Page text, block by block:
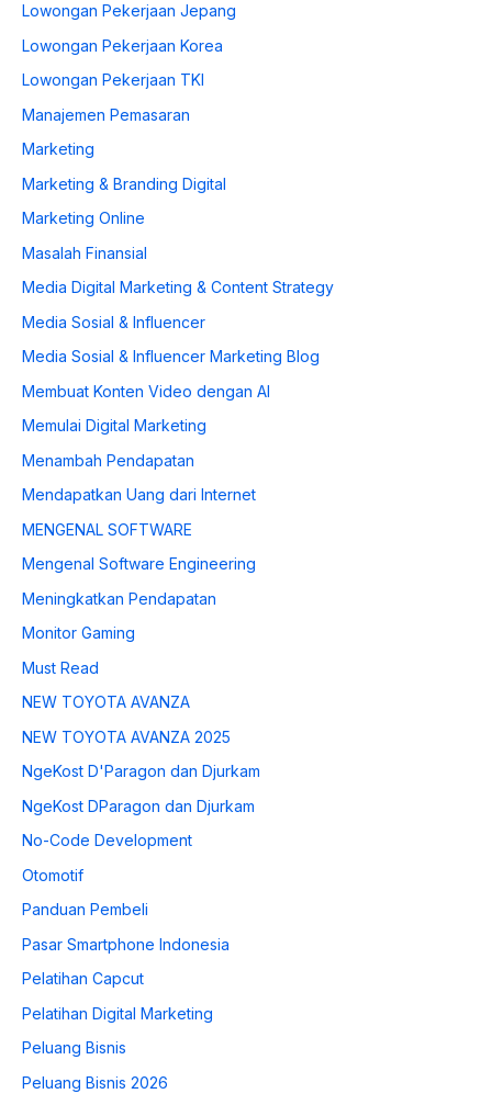
Lowongan Pekerjaan Jepang
Lowongan Pekerjaan Korea
Lowongan Pekerjaan TKI
Manajemen Pemasaran
Marketing
Marketing & Branding Digital
Marketing Online
Masalah Finansial
Media Digital Marketing & Content Strategy
Media Sosial & Influencer
Media Sosial & Influencer Marketing Blog
Membuat Konten Video dengan AI
Memulai Digital Marketing
Menambah Pendapatan
Mendapatkan Uang dari Internet
MENGENAL SOFTWARE
Mengenal Software Engineering
Meningkatkan Pendapatan
Monitor Gaming
Must Read
NEW TOYOTA AVANZA
NEW TOYOTA AVANZA 2025
NgeKost D'Paragon dan Djurkam
NgeKost DParagon dan Djurkam
No-Code Development
Otomotif
Panduan Pembeli
Pasar Smartphone Indonesia
Pelatihan Capcut
Pelatihan Digital Marketing
Peluang Bisnis
Peluang Bisnis 2026